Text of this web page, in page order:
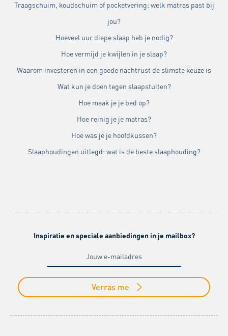
Traagschuim, koudschuim of pocketvering: welk matras past bij
jou?
Hoeveel uur diepe slaap heb je nodig?
Hoe vermijd je kwijlen in je slaap?
Waarom investeren in een goede nachtrust de slimste keuze is
Wat kun je doen tegen slaapstuiten?
Hoe maak je je bed op?
Hoe reinig je je matras?
Hoe was je je hoofdkussen?
Slaaphoudingen uitlegd: wat is de beste slaaphouding?
Inspiratie en speciale aanbiedingen in je mailbox?
Verras me